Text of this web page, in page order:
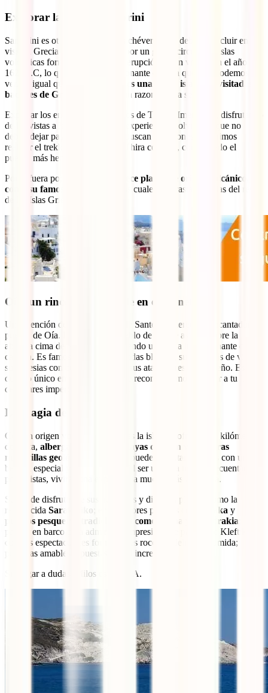
Explorar la isla de Santorini
Santorini es otra de las islas más chéveres que deberías incluir en tu
visita a Grecia. Está compuesto por un grupo circular de islas
volcánicas formadas a raíz de la erupción de un volcán en el año
1628 a.C, lo que creó la impresionante caldera que hoy podemos
ver. Al igual que Mykonos, esta
es una de las islas más visitadas y
bacanes de Grecia
, y no le faltan razones para serlo.
Explorar los encantadores pueblos de Thira e Imerovigli, disfrutando
de las vistas a la caldera, es una experiencia inolvidable que no
deben dejar pasar. Para quienes buscan emociones, sugerimos
realizar el trekking que conecta Thira con Oía, considerado el
pueblo más hermoso de la isla.
Por si fuera poco,
Santorini ofrece playas de origen volcánico,
como su famosa Playa Roja
, las cuales contrastan con las del resto
de las Islas Griegas.
Oía, un rincón inigualable en el planeta
Una mención destacada dentro de Santorini merece el encantador
pueblo de Oía. El pintoresco pueblo de Oía se asienta sobre la
abrupta cima de Santorini, ofreciendo una vista impresionante de la
caldera. Es famoso por sus viviendas blancas, sus molinos de viento,
sus iglesias con cúpulas azules y sus atardeceres de ensueño. Es un
destino único en el mundo, que te recomendamos agregar a tu lista
de lugares imperdibles en Grecia.
La magia de Milos
Con un origen volcánico, Milos es la isla que ofrece más kilómetros
de costa, albergando unas 70 playas que son verdaderas
maravillas geológicas
, donde se puede disfrutar de calas con una
belleza especial y sorprendente. Al ser una isla menos frecuentada
por turistas, vivirás una experiencia mucho más auténtica.
Se puede disfrutar de sus hermosas y diversas playas, como la
reconocida Sarakiniko ; encantadores pueblos como Plaka y
puertos pesqueros tradicionales como Klima y Mandrakia
paseos en barco para admirar el impresionante paisaje de Kleftiko
con sus espectaculares formaciones rocosas; deliciosa comida;
personas amables y puestas de sol increíbles.
Sin lugar a dudas, Milos es la ISLA.